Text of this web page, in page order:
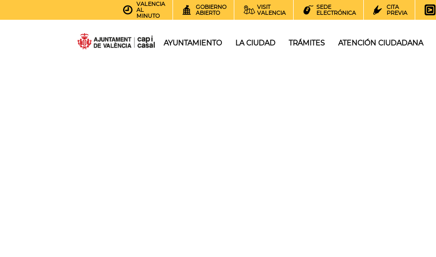
VALENCIA
AL
MINUTO
GOBIERNO
ABIERTO
VISIT
VALENCIA
SEDE
ELECTRÓNICA
CITA
PREVIA
AYUNTAMIENTO LA CIUDAD TRÁMITES ATENCIÓN CIUDADANA